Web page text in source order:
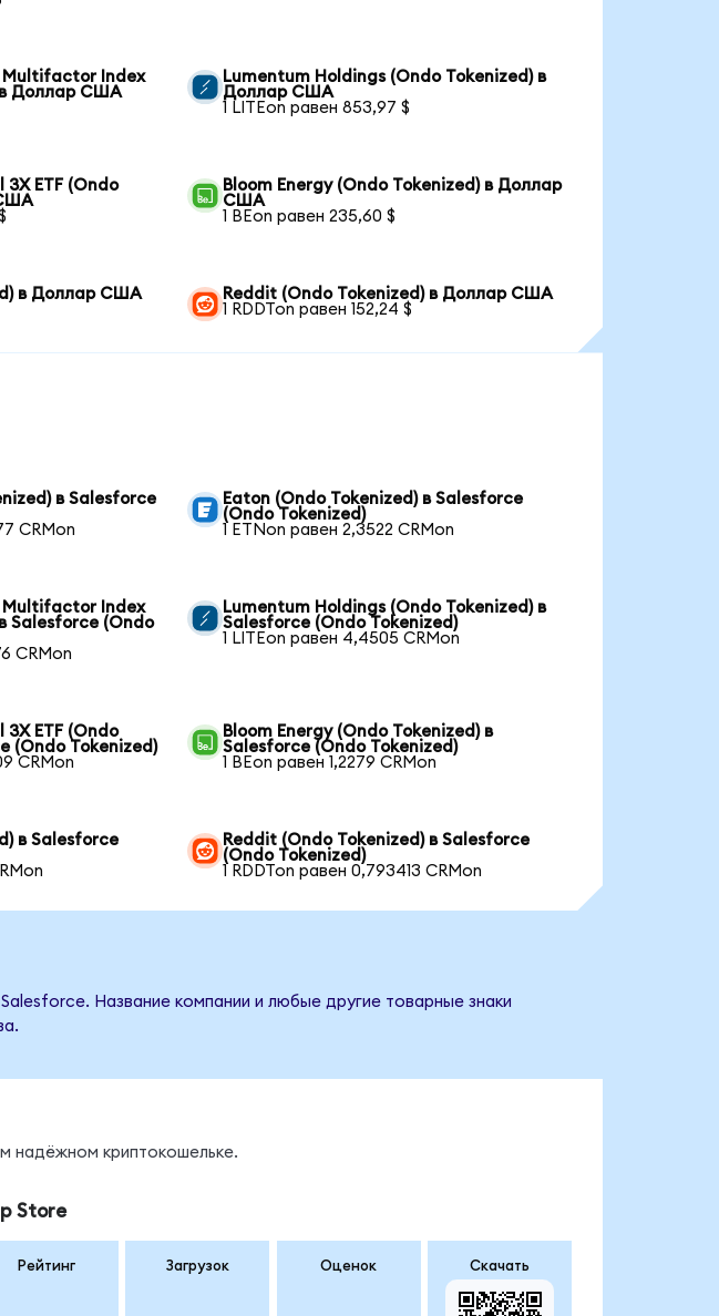
Multifactor Index
в Доллар США
Lumentum Holdings (Ondo Tokenized) в
Доллар США
1 LITEon равен 853,97 $
3X ETF (Ondo
Bloom Energy (Ondo Tokenized) в Доллар
США
1 BEon равен 235,60 $
в Доллар США
Reddit (Ondo Tokenized) в Доллар США
1 RDDTon равен 152,24 $
в Salesforce
CRMon
Eaton (Ondo Tokenized) в Salesforce
(Ondo Tokenized)
1 ETNon равен 2,3522 CRMon
Multifactor Index
Salesforce (Ondo
CRMon
Lumentum Holdings (Ondo Tokenized) в
Salesforce (Ondo Tokenized)
1 LITEon равен 4,4505 CRMon
3X ETF (Ondo
(Ondo Tokenized)
CRMon
Bloom Energy (Ondo Tokenized) в
Salesforce (Ondo Tokenized)
1 BEon равен 1,2279 CRMon
в Salesforce
Reddit (Ondo Tokenized) в Salesforce
(Ondo Tokenized)
1 RDDTon равен 0,793413 CRMon
Название компании и любые другие товарные знаки
надёжном криптокошельке.
Store
Рейтинг Загрузок Оценок Скачать